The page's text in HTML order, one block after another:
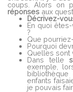
coups. Alors on
réponses aux
Décrivez-
En quoi
?
Que
Pourquoi
Quelles sont
Dans telle
exemple,
enfants
je pouvais